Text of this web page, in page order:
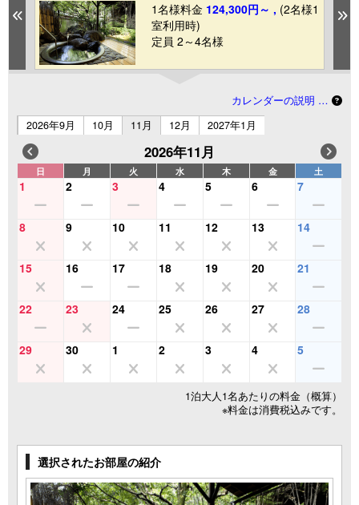
Previous
1名様料金 124,300円～ , (2名様1
室利用時)
定員 2～4名様
カレンダーの説明 …
2026年9月
10月 11月 12月 2027年1月
2026年11月
日 月 火 水 木 金 土
1 2 3 4 5 6 7
8 9 10 11 12 13 14
15 16 17 18 19 20 21
22 23 24 25 26 27 28
29 30 1 2 3 4 5
1泊大人1名あたりの料金（概算）
※料金は消費税込みです。
選択されたお部屋の紹介